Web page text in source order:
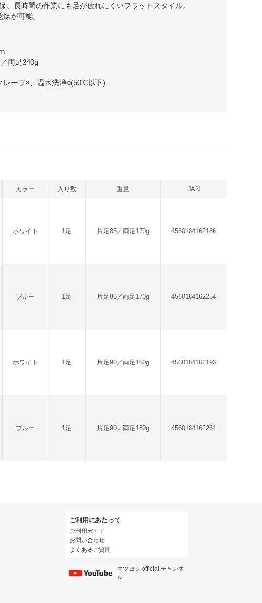
。長時間の作業にも足が疲れにくいフラットスタイル。
が可能。
両足240g
レーブ×、温水洗浄○(50℃以下)
カラー 入り数 重量 JAN
ホワイト 1足 片足85／両足170g 4560184162186
ブルー 1足 片足85／両足170g 4560184162254
ホワイト 1足 片足90／両足180g 4560184162193
ブルー 1足 片足90／両足180g 4560184162261
ご利用にあたって
ご利用ガイド
お問い合わせ
よくあるご質問
マツヨシ official チャンネ
ル